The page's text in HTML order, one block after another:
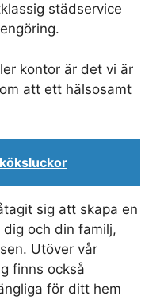
städservice
kontor är det vi är
att ett hälsosamt
sig att skapa en
och din familj,
Utöver vår
finns också
för ditt hem